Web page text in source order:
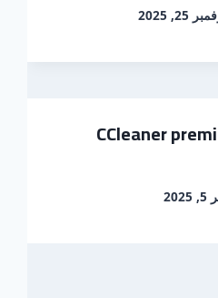
25, 2025
CCleaner